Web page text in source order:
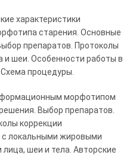
характеристики
старения. Основные
препаратов. Протоколы
и шеи. Особенности работы в
процедуры.
морфотипом
Выбор препаратов.
коррекции
с локальными жировыми
шеи и тела. Авторские